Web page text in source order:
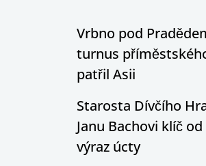
Vrbno pod
turnus
patřil Asii
Starosta Dívčího
Janu Bachovi klíč
výraz úcty